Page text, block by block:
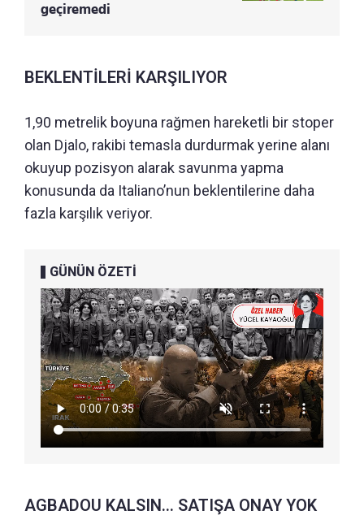
geçiremedi
BEKLENTİLERİ KARŞILIYOR
1,90 metrelik boyuna rağmen hareketli bir stoper
olan Djalo, rakibi temasla durdurmak yerine alanı
okuyup pozisyon alarak savunma yapma
konusunda da Italiano’nun beklentilerine daha
fazla karşılık veriyor.
GÜNÜN ÖZETİ
AGBADOU KALSIN... SATIŞA ONAY YOK